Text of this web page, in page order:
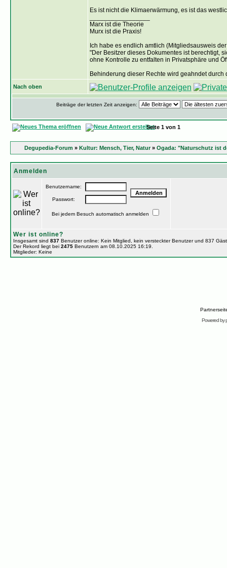
Es ist nicht die Klimaerwärmung, es ist das
Marx ist die Theorie
Murx ist die Praxis!
Ich habe es endlich amtlich (Mitgliedsausweis
"Der Besitzer dieses Dokumentes ist berechtigt,
ohne Kontrolle zu entfalten in Privatsphäre und
Behinderung dieser Rechte wird geahndet
Nach oben
Beiträge der letzten Zeit anzeigen:
Seite 1 von 1
Degupedia-Forum » Kultur: Mensch, Tier, Natur» Ogada: "Naturschutz ist
Anmelden
Benutzername:
Passwort:
Bei jedem Besuch automatisch anmelden
Wer ist online?
Insgesamt sind 837Benutzer online: Kein Mitglied, kein versteckter Benutzer und 837
Der Rekord liegt bei 2475Benutzern am 08.10.2025 16:19.
Mitglieder: Keine
Powered by